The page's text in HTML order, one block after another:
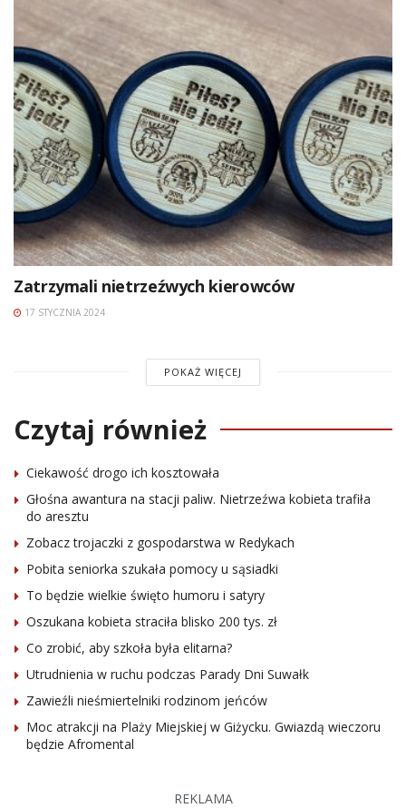
Zatrzymali nietrzeźwych kierowców
17 STYCZNIA 2024
POKAŻ WIĘCEJ
Czytaj również
Ciekawość drogo ich kosztowała
Głośna awantura na stacji paliw. Nietrzeźwa kobieta trafiła
do aresztu
Zobacz trojaczki z gospodarstwa w Redykach
Pobita seniorka szukała pomocy u sąsiadki
To będzie wielkie święto humoru i satyry
Oszukana kobieta straciła blisko 200 tys. zł
Co zrobić, aby szkoła była elitarna?
Utrudnienia w ruchu podczas Parady Dni Suwałk
Zawieźli nieśmiertelniki rodzinom jeńców
Moc atrakcji na Plaży Miejskiej w Giżycku. Gwiazdą wieczoru
będzie Afromental
REKLAMA